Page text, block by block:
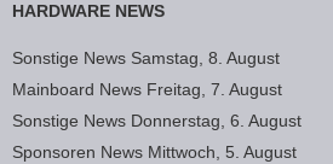
HARDWARE NEWS
Sonstige News Samstag, 8. August
Mainboard News Freitag, 7. August
Sonstige News Donnerstag, 6. August
Sponsoren News Mittwoch, 5. August